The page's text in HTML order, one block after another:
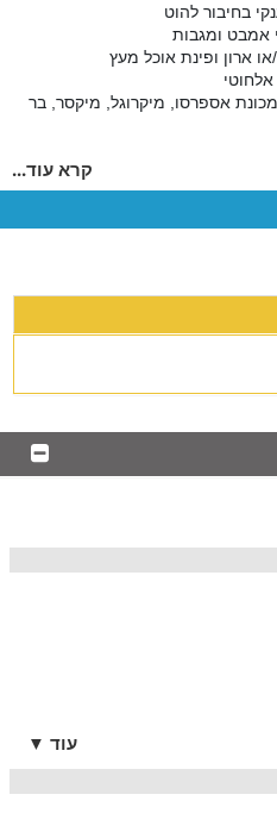
בחיבור להוט
אמבט ומגבות
ארון ופינת אוכל מעץ
אספרסו, מיקרוגל, מיקסר, בר
אל נוף גלילי,
מחוממת ומקורה
פסטורלי
פונג וסנוקר),
וערב עשירות, ארגון המתחם
הצעות נישואין, ימי גיבוש
שבת, כיור כפול, בית כנסת
קרא עוד...
עוד ▼